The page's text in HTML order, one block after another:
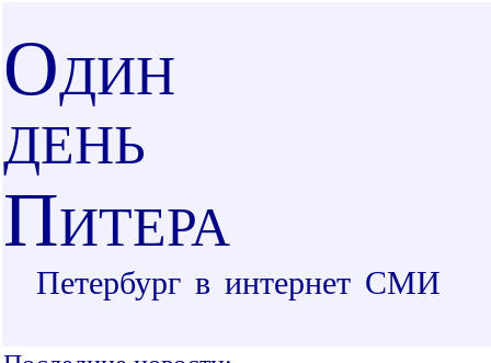
ОДИН
ДЕНЬ
ПИТЕРА
Петербург в интернет СМИ